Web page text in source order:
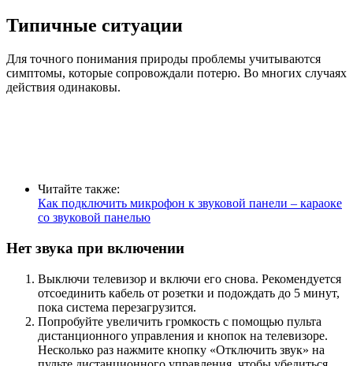
Типичные ситуации
Для точного понимания природы проблемы учитываются
симптомы, которые сопровождали потерю. Во многих случаях
действия одинаковы.
Читайте также:
Как подключить микрофон к звуковой панели – караоке
со звуковой панелью
Нет звука при включении
Выключи телевизор и включи его снова. Рекомендуется
отсоединить кабель от розетки и подождать до 5 минут,
пока система перезагрузится.
Попробуйте увеличить громкость с помощью пульта
дистанционного управления и кнопок на телевизоре.
Несколько раз нажмите кнопку «Отключить звук» на